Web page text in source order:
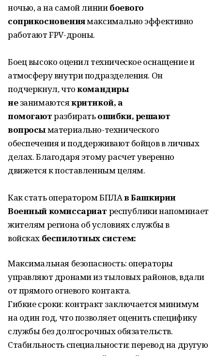
ночью, а на самой линиибоевого
соприкосновениямаксимально эффективно
работают FPV-дроны.
Боец высоко оценил техническое оснащение и
атмосферу внутри подразделения. Он
подчеркнул, чтокомандиры
незанимаютсякритикой, а
помогаютразбиратьошибки, решают
вопросыматериально-технического
обеспечения и поддерживают бойцов в личных
делах. Благодаря этому расчет уверенно
движется к поставленным целям.
Как стать оператором БПЛАв Башкирии
Военный комиссариат республики напоминает
жителям региона об условиях службы в
войсках беспилотных систем:
Максимальная безопасность: операторы
управляют дронами из тыловых районов, вдали
от прямого огневого контакта.
Гибкие сроки: контракт заключается минимум
на один год, что позволяет оценить специфику
службы без долгосрочных обязательств.
Стабильность специальности: перевод на другую